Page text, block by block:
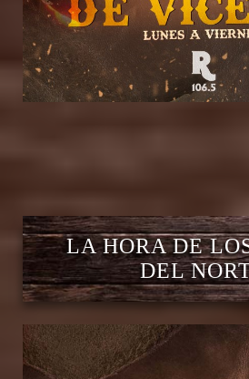
LA HORA DE
DEL